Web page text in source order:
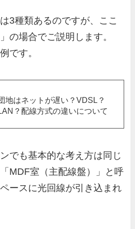
3種類あるのですが、ここ
の場合でご説明します。
です。
地はネットが遅い？VDSL？
？配線方式の違いについて
でも基本的な考え方は同じ
MDF室（主配線盤）」と呼
ースに光回線が引き込まれ